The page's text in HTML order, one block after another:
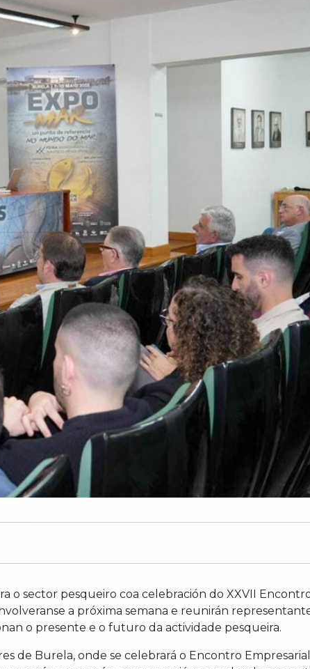
sector pesqueiro coa celebración do XXVII
a próxima semana e reunirán
o presente e o futuro da actividade pesqueira.
de Burela, onde se celebrará o Encontro